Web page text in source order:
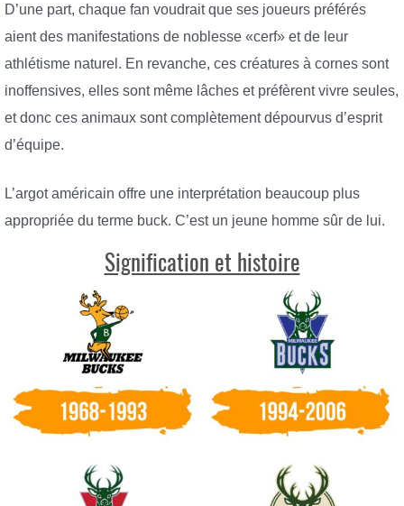
D’une part, chaque fan voudrait que ses joueurs préférés
aient des manifestations de noblesse «cerf» et de leur
athlétisme naturel. En revanche, ces créatures à cornes sont
inoffensives, elles sont même lâches et préfèrent vivre seules,
et donc ces animaux sont complètement dépourvus d’esprit
d’équipe.
L’argot américain offre une interprétation beaucoup plus
appropriée du terme buck. C’est un jeune homme sûr de lui.
Signification et histoire